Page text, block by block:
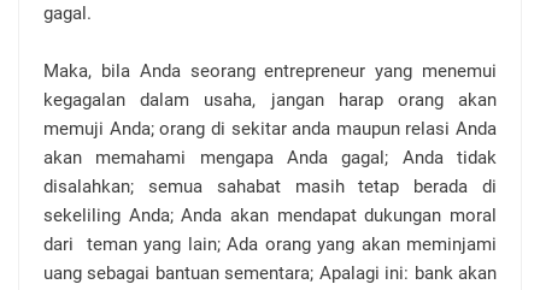
gagal.
Maka, bila Anda seorang entrepreneur yang menemui
kegagalan dalam usaha, jangan harap orang akan
memuji Anda; orang di sekitar anda maupun relasi Anda
akan memahami mengapa Anda gagal; Anda tidak
disalahkan; semua sahabat masih tetap berada di
sekeliling Anda; Anda akan mendapat dukungan moral
dari
teman yang lain; Ada orang yang akan meminjami
uang sebagai bantuan sementara; Apalagi ini: bank akan